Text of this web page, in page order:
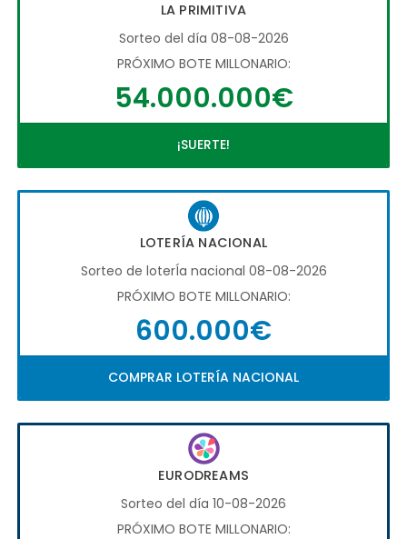
LA PRIMITIVA
Sorteo del día 08-08-2026
PRÓXIMO BOTE MILLONARIO:
54.000.000€
¡SUERTE!
LOTERÍA NACIONAL
Sorteo de loterÍa nacional 08-08-2026
PRÓXIMO BOTE MILLONARIO:
600.000€
COMPRAR LOTERÍA NACIONAL
EURODREAMS
Sorteo del día 10-08-2026
PRÓXIMO BOTE MILLONARIO: